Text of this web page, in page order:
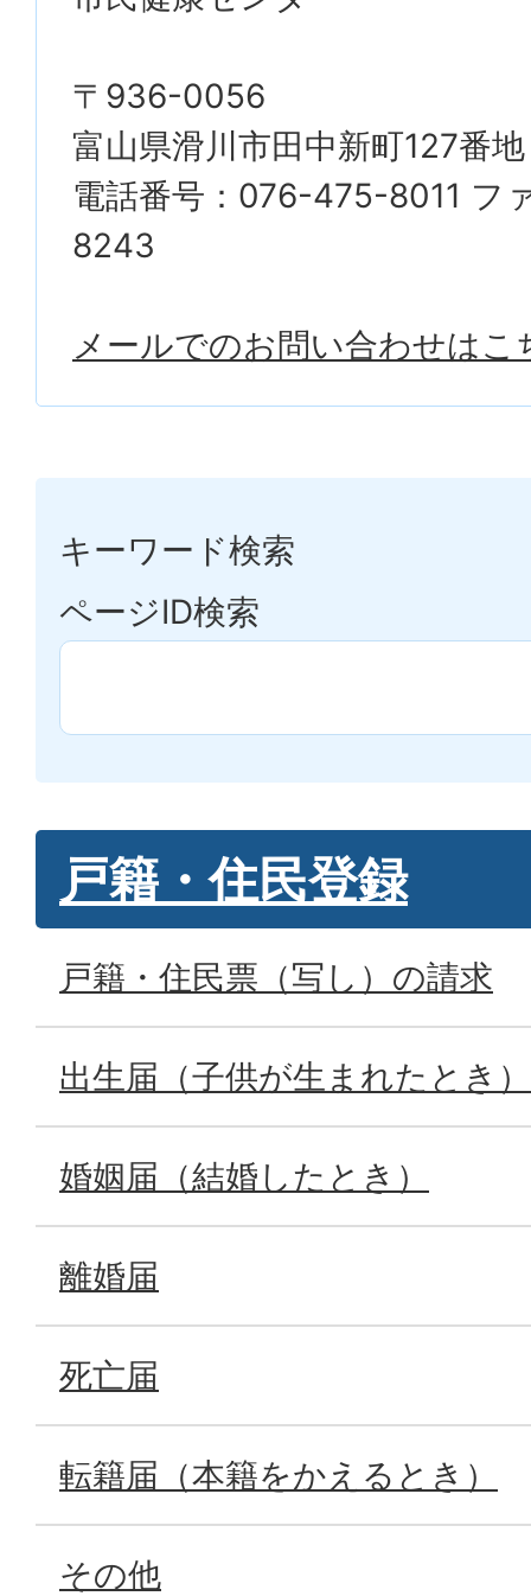
〒936-0056
富山県滑川市田中新町127番地
電話番号：076-475-8011 フ
8243
メールでのお問い合わせはこ
キーワード検索
ページID検索
戸籍・住民登録
戸籍・住民票（写し）の請求
出生届（子供が生まれたとき）
婚姻届（結婚したとき）
離婚届
死亡届
転籍届（本籍をかえるとき）
その他